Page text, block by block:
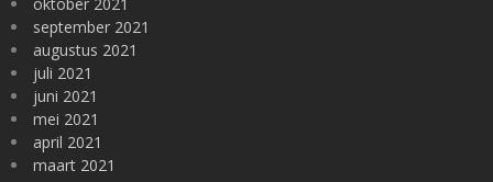
september 2021
augustus 2021
juli 2021
juni 2021
mei 2021
april 2021
maart 2021